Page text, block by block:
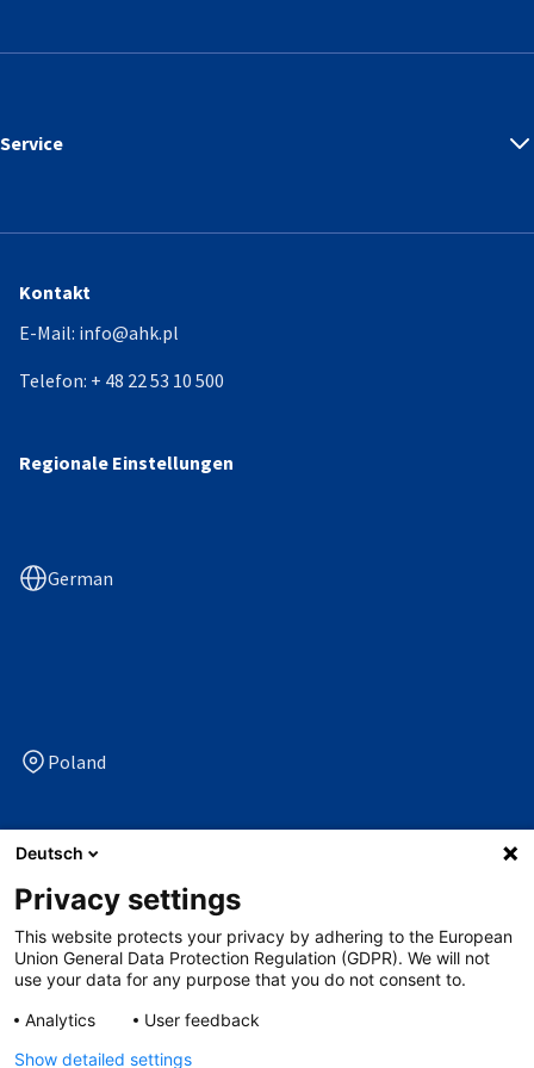
Service
Kontakt
E-Mail: info@ahk.pl
Telefon: + 48 22 53 10 500
Regionale Einstellungen
German
Poland
Folgen Sie uns auf
facebook
linkedin
x youtube
Deutsch
Privacy settings
This website protects your privacy by adhering to the European
Union General Data Protection Regulation (GDPR). We will not
use your data for any purpose that you do not consent to.
Analytics
User feedback
Show detailed settings